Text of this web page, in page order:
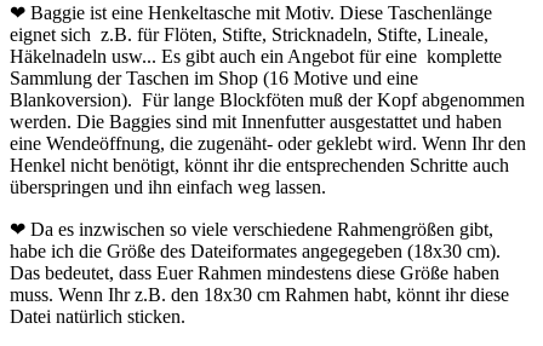
❤ Baggie ist eine Henkeltasche mit Motiv. Diese Taschenlänge
eignet sich z.B. für Flöten, Stifte, Stricknadeln, Stifte, Lineale,
Häkelnadeln usw... Es gibt auch ein Angebot für eine komplette
Sammlung der Taschen im Shop (16 Motive und eine
Blankoversion). Für lange Blockföten muß der Kopf abgenommen
werden. Die Baggies sind mit Innenfutter ausgestattet und haben
eine Wendeöffnung, die zugenäht- oder geklebt wird. Wenn Ihr den
Henkel nicht benötigt, könnt ihr die entsprechenden Schritte auch
überspringen und ihn einfach weg lassen.
❤ Da es inzwischen so viele verschiedene Rahmengrößen gibt,
habe ich die Größe des Dateiformates angegegeben (18x30 cm).
Das bedeutet, dass Euer Rahmen mindestens diese Größe haben
muss. Wenn Ihr z.B. den 18x30 cm Rahmen habt, könnt ihr diese
Datei natürlich sticken.